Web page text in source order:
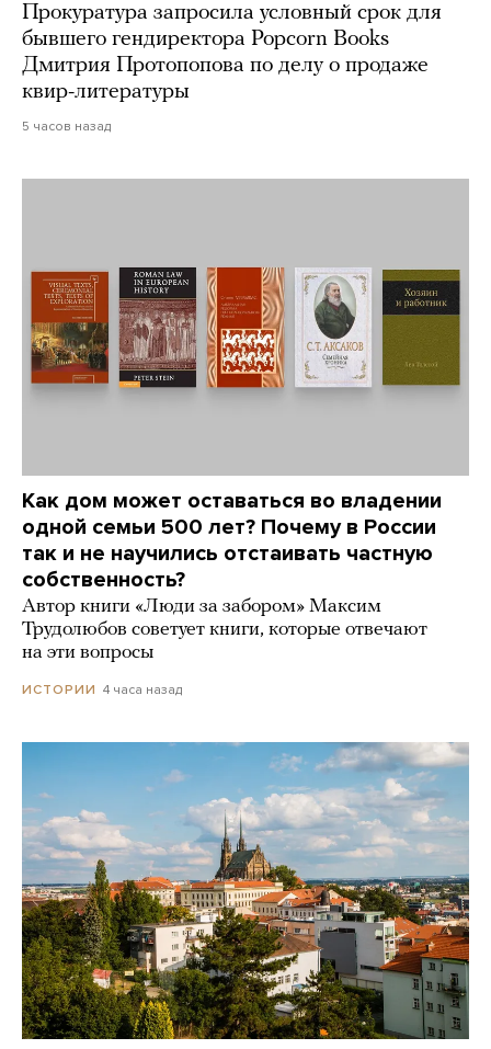
Прокуратура запросила условный срок для
бывшего гендиректора Popcorn Books
Дмитрия Протопопова по делу о продаже
квир-литературы
5 часов назад
Как дом может оставаться во владении
одной семьи 500 лет? Почему в России
так и не научились отстаивать частную
собственность?
Автор книги «Люди за забором» Максим
Трудолюбов советует книги, которые отвечают
на эти вопросы
ИСТОРИИ 4 часа назад